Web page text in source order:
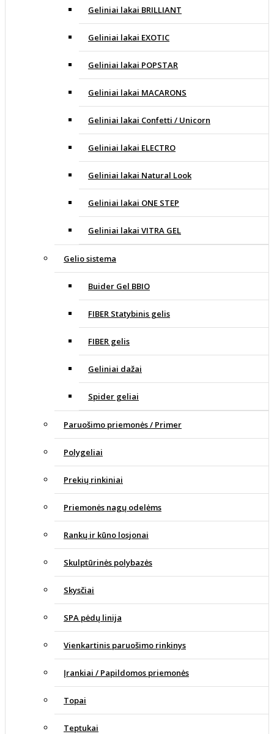
Geliniai lakai BRILLIANT
Geliniai lakai EXOTIC
Geliniai lakai POPSTAR
Geliniai lakai MACARONS
Geliniai lakai Confetti / Unicorn
Geliniai lakai ELECTRO
Geliniai lakai Natural Look
Geliniai lakai ONE STEP
Geliniai lakai VITRA GEL
Gelio sistema
Buider Gel BBIO
FIBER Statybinis gelis
FIBER gelis
Geliniai dažai
Spider geliai
Paruošimo priemonės / Primer
Polygeliai
Prekių rinkiniai
Priemonės nagų odelėms
Rankų ir kūno losjonai
Skulptūrinės polybazės
Skysčiai
SPA pėdų linija
Vienkartinis paruošimo rinkinys
Įrankiai / Papildomos priemonės
Topai
Teptukai